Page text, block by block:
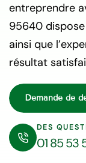
entreprendre
95640
ainsi que
résultat
Demande de
DES
01 85 53